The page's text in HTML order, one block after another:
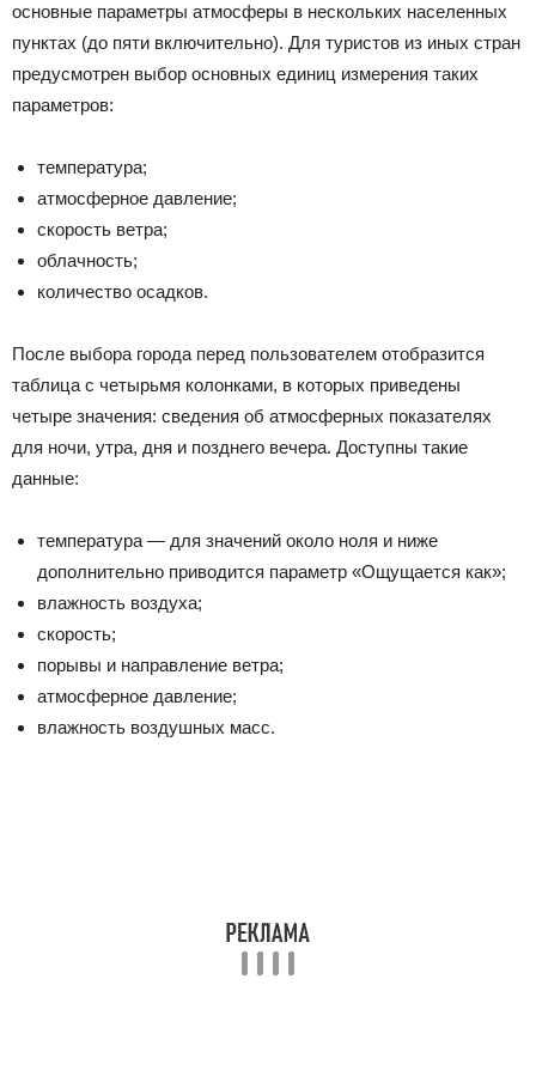
основные параметры атмосферы в нескольких населенных
пунктах (до пяти включительно). Для туристов из иных стран
предусмотрен выбор основных единиц измерения таких
параметров:
температура;
атмосферное давление;
скорость ветра;
облачность;
количество осадков.
После выбора города перед пользователем отобразится
таблица с четырьмя колонками, в которых приведены
четыре значения: сведения об атмосферных показателях
для ночи, утра, дня и позднего вечера. Доступны такие
данные:
температура — для значений около ноля и ниже
дополнительно приводится параметр «Ощущается как»;
влажность воздуха;
скорость;
порывы и направление ветра;
атмосферное давление;
влажность воздушных масс.